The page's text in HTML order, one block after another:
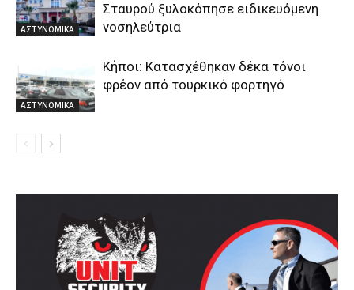
ΑΣΤΥΝΟΜΙΚΑ
Σταυρού ξυλοκόπησε ειδικευόμενη
νοσηλεύτρια
ΑΣΤΥΝΟΜΙΚΑ
Κήποι: Κατασχέθηκαν δέκα τόνοι
φρέον από τουρκικό φορτηγό